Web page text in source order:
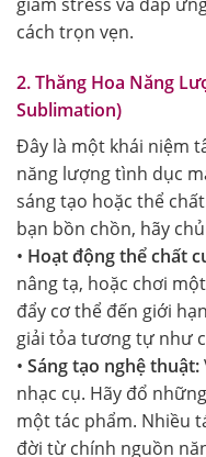
cách trọn vẹn.
2. Thăng Hoa Năng
Sublimation)
Đây là một khái niệm
năng lượng tình dục
sáng tạo hoặc thể
bạn bồn chồn, hãy
• Hoạt động thể chất
nâng tạ, hoặc chơi
đẩy cơ thể đến giới
giải tỏa tương tự như
• Sáng tạo nghệ thuật:
nhạc cụ. Hãy đổ
một tác phẩm. Nhiều
đời từ chính nguồn